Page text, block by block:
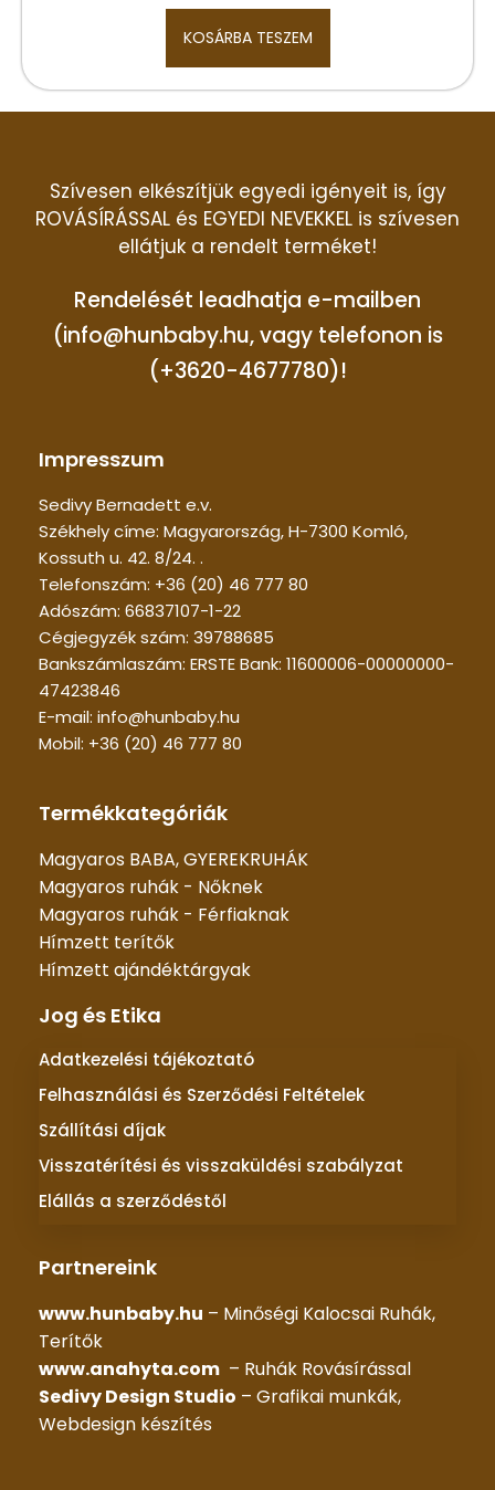
KOSÁRBA TESZEM
Szívesen elkészítjük egyedi igényeit is, így
ROVÁSÍRÁSSAL és EGYEDI NEVEKKEL is szívesen
ellátjuk a rendelt terméket!
Rendelését leadhatja e-mailben
(info@hunbaby.hu, vagy telefonon is
(+3620-4677780)!
Impresszum
Sedivy Bernadett e.v.
Székhely címe: Magyarország, H-7300 Komló,
Kossuth u. 42. 8/24. .
Telefonszám: +36 (20) 46 777 80
Adószám: 66837107-1-22
Cégjegyzék szám: 39788685
Bankszámlaszám: ERSTE Bank: 11600006-00000000-
47423846
E-mail: info@hunbaby.hu
Mobil: +36 (20) 46 777 80
Termékkategóriák
Magyaros BABA, GYEREKRUHÁK
Magyaros ruhák - Nőknek
Magyaros ruhák - Férfiaknak
Hímzett terítők
Hímzett ajándéktárgyak
Jog és Etika
Adatkezelési tájékoztató
Felhasználási és Szerződési Feltételek
Szállítási díjak
Visszatérítési és visszaküldési szabályzat
Elállás a szerződéstől
Partnereink
www.hunbaby.hu – Minőségi Kalocsai Ruhák,
Terítők
www.anahyta.com – Ruhák Rovásírással
Sedivy Design Studio – Grafikai munkák,
Webdesign készítés